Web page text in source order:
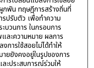
กพัน ทฤษฎีการสร้างถิ่นที่
ปรับตัว เพื่อทำความ
บวนการ ในกรอบการ
ละความหมาย ผลการ
การใช้สอยไม่ได้ทำให้
ยยังคงอยู่ในรูปของการ
ะประสบการณ์ร่วมให้